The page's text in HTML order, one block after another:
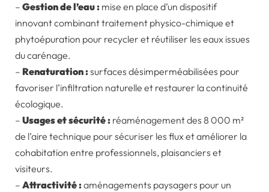
– Gestion de l’eau: mise en place d’un dispositif
innovant combinant traitement physico-chimique et
phytoépuration pour recycler et réutiliser les eaux issues
du carénage.
– Renaturation:surfaces désimperméabilisées pour
favoriser l’infiltration naturelle et restaurer la continuité
écologique.
– Usages et sécurité: réaménagement des 8 000 m²
de l’aire technique pour sécuriser les flux et améliorer la
cohabitation entre professionnels, plaisanciers et
visiteurs.
– Attractivité :aménagements paysagers pour un